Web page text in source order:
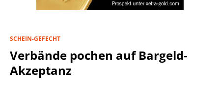
SCHEIN-GEFECHT
Verbände pochen auf Bargeld-
Akzeptanz